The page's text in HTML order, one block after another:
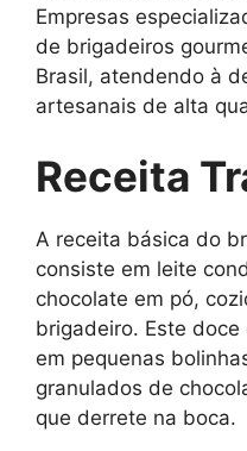
Empresas
de brigadeiros
Brasil, atendendo à
artesanais de alta
Receita
A receita básica do
consiste em leite
chocolate em pó,
brigadeiro. Este
em pequenas
granulados de
que derrete na boca.